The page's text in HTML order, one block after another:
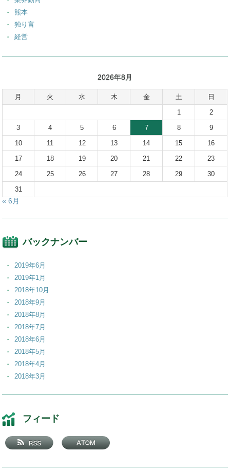
熊本
独り言
経営
2026年8月
月 火 水 木 金 土
日
1
2
3
4 5 6 7 8
9
10
11 12 13 14 15
16
17
18 19 20 21 22
23
24
25 26 27 28 29
30
31
« 6月
バックナンバー
2019年6月
2019年1月
2018年10月
2018年9月
2018年8月
2018年7月
2018年6月
2018年5月
2018年4月
2018年3月
2017年12月
2017年11月
2017年10月
2017年9月
フィード